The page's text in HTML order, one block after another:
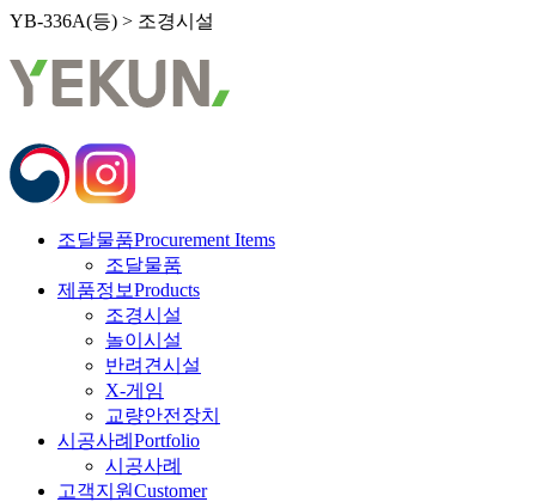
YB-336A(등) > 조경시설
조달물품Procurement Items
조달물품
제품정보Products
조경시설
놀이시설
반려견시설
X-게임
교량안전장치
시공사례 Portfolio
시공사례
고객지원Customer